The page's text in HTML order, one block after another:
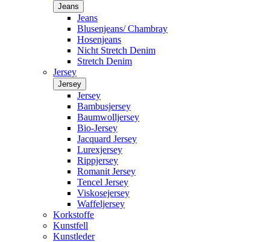
Jeans
Jeans
Blusenjeans/ Chambray
Hosenjeans
Nicht Stretch Denim
Stretch Denim
Jersey
Jersey
Jersey
Bambusjersey
Baumwolljersey
Bio-Jersey
Jacquard Jersey
Lurexjersey
Rippjersey
Romanit Jersey
Tencel Jersey
Viskosejersey
Waffeljersey
Korkstoffe
Kunstfell
Kunstleder